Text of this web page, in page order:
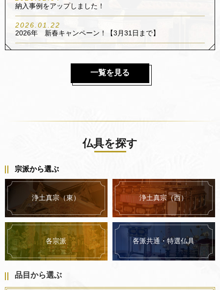
納入事例をアップしました！
2026.01.22
2026年 新春キャンペーン！【3月31日まで】
2025.12.17
2025年秋の大感謝祭開催中！【ご注文は12月15日まで★】
仏具のKISHO 楽天市場店がオープンいたしました☆
2025年夏の決算キャンペーン！【8月末日ご注文分まで】
2025.07.24
2025年夏の決算キャンペーン！【8月末日ご注文分まで】
2025.05.02
ゴールデンウイーク中の休業について
2025.01.07
謹賀新年
冬季休業のお知らせ・年内発送受付について
一覧を見る
仏具を探す
宗派から選ぶ
浄土真宗（東） 浄土真宗（西）
各宗派 各派共通・特選仏具
品目から選ぶ